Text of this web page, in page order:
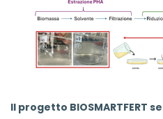
Il progetto BIOSMARTFERT